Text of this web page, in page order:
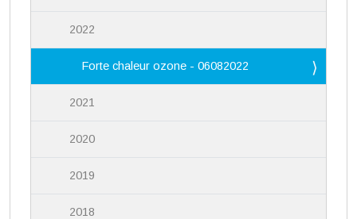
2022
Forte chaleur ozone - 06082022
2021
2020
2019
2018